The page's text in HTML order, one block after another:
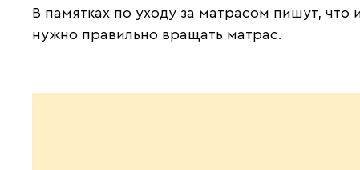
В памятках по уходу за матрасом пишут, что
нужно правильно вращать матрас.